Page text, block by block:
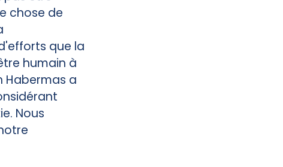
chose de
que la
humain à
Habermas a
Nous